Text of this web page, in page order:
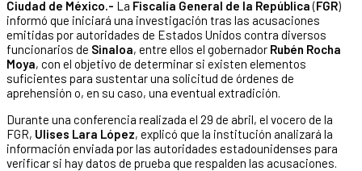
Ciudad de México.- La Fiscalía General de la República(FGR)
informó que iniciará una investigación tras las acusaciones
emitidas por autoridades de Estados Unidos contra diversos
funcionarios de Sinaloa, entre ellos el gobernador Rubén Rocha
Moya, con el objetivo de determinar si existen elementos
suficientes para sustentar una solicitud de órdenes de
aprehensión o, en su caso, una eventual extradición.
Durante una conferencia realizada el 29 de abril, el vocero de la
FGR, Ulises Lara López, explicó que la institución analizará la
información enviada por las autoridades estadounidenses para
verificar si hay datos de prueba que respalden las acusaciones.